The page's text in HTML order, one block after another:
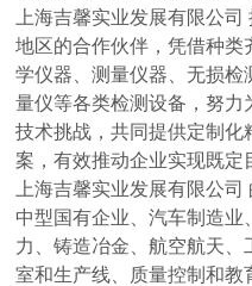
上海吉馨实业发展有限公
地区的合作伙伴，凭借种
学仪器、测量仪器、无损
量仪等各类检测设备，努
技术挑战，共同提供定制化
案，有效推动企业实现既定
上海吉馨实业发展有限公
中型国有企业、汽车制造
力、铸造冶金、航空航天
室和生产线、质量控制和教